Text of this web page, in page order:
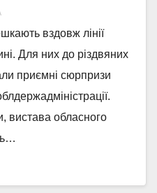
вздовж лінії
Для них до різдвяних
приємні сюрпризи
вистава обласного